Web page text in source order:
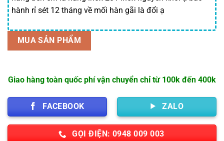
hành rỉ sét 12 tháng về mối hàn gãi là đổi ạ
MUA SẢN PHẨM
Giao hàng toàn quốc phí vận chuyển chỉ từ 100k đến 400k
FACEBOOK ZALO
GỌI ĐIỆN: 0948 009 003